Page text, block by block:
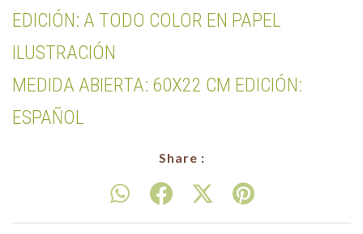
EDICIÓN: A TODO COLOR EN PAPEL
ILUSTRACIÓN
MEDIDA ABIERTA: 60X22 CM EDICIÓN:
ESPAÑOL
Share :